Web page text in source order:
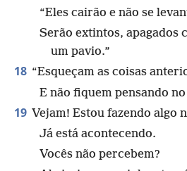
“Eles cairão e não se
Serão extintos, apagados
um pavio.”
18 “Esqueçam as coisas
E não fiquem pensando
19 Vejam! Estou fazendo algo
Já está acontecendo.
Vocês não percebem?